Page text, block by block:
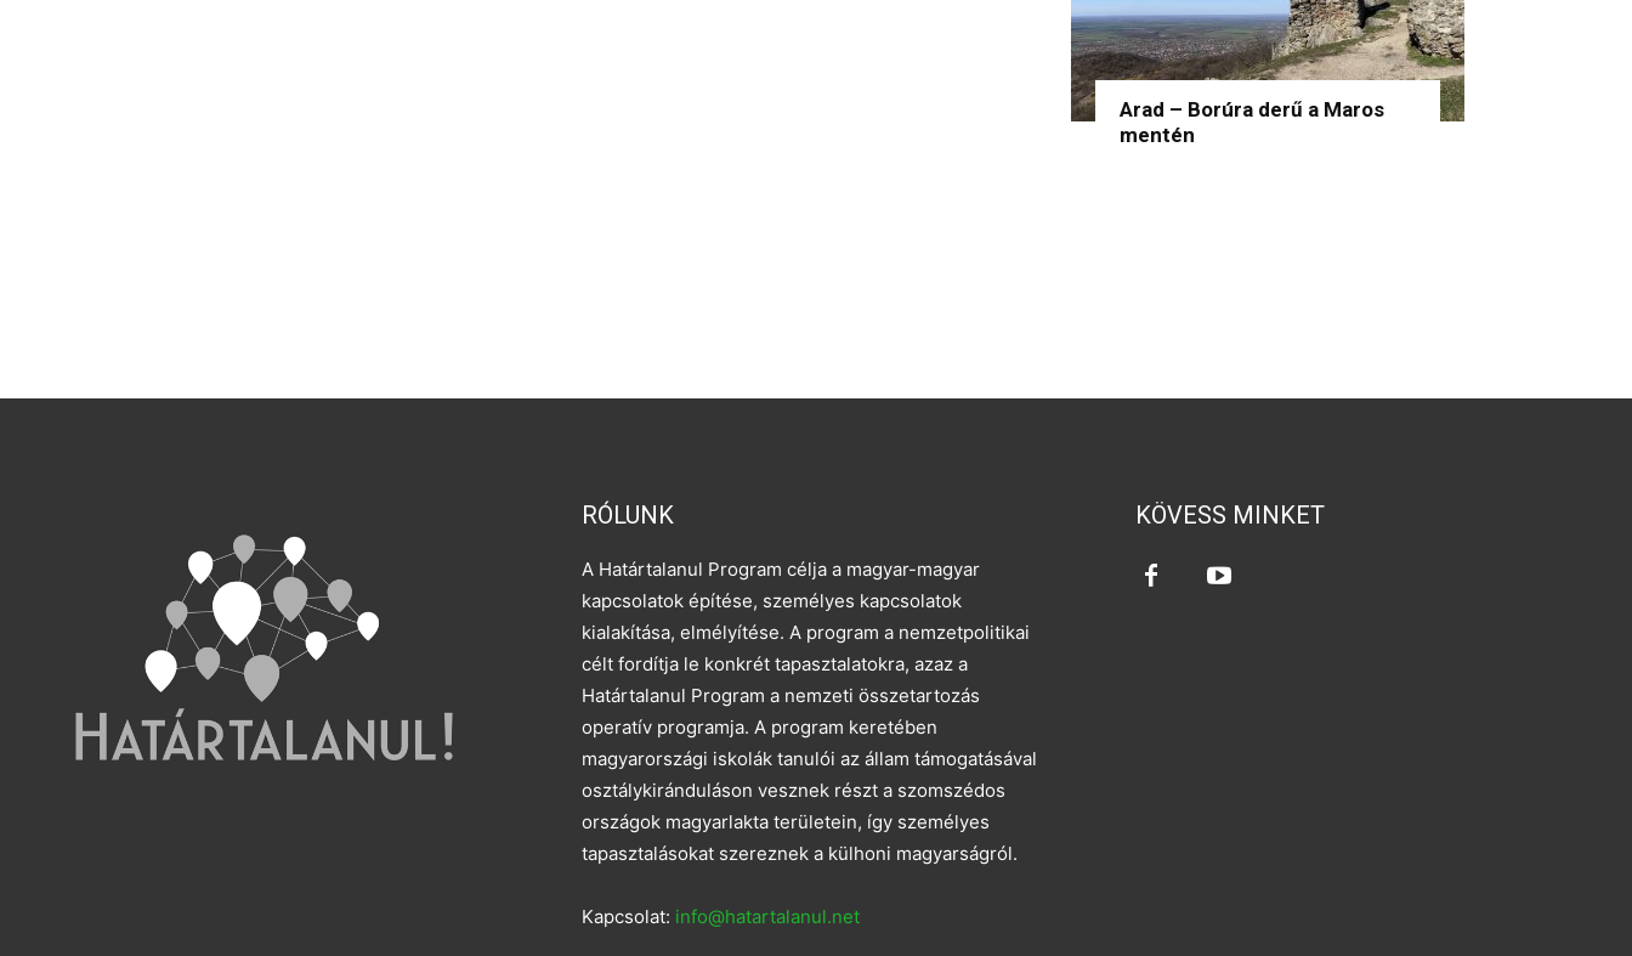
Arad – Borúra derű a Maros
mentén
RÓLUNK
A Határtalanul Program célja a magyar-magyar
kapcsolatok építése, személyes kapcsolatok
kialakítása, elmélyítése. A program a nemzetpolitikai
célt fordítja le konkrét tapasztalatokra, azaz a
Határtalanul Program a nemzeti összetartozás
operatív programja. A program keretében
magyarországi iskolák tanulói az állam támogatásával
osztálykiránduláson vesznek részt a szomszédos
országok magyarlakta területein, így személyes
tapasztalásokat szereznek a külhoni magyarságról.
Kapcsolat: info@hatartalanul.net
KÖVESS MINKET